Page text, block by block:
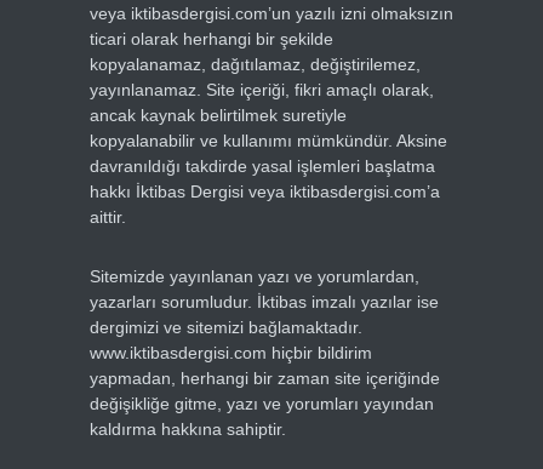
veya iktibasdergisi.com’un yazılı izni olmaksızın
ticari olarak herhangi bir şekilde
kopyalanamaz, dağıtılamaz, değiştirilemez,
yayınlanamaz. Site içeriği, fikri amaçlı olarak,
ancak kaynak belirtilmek suretiyle
kopyalanabilir ve kullanımı mümkündür. Aksine
davranıldığı takdirde yasal işlemleri başlatma
hakkı İktibas Dergisi veya iktibasdergisi.com’a
aittir.
Sitemizde yayınlanan yazı ve yorumlardan,
yazarları sorumludur. İktibas imzalı yazılar ise
dergimizi ve sitemizi bağlamaktadır.
www.iktibasdergisi.com hiçbir bildirim
yapmadan, herhangi bir zaman site içeriğinde
değişikliğe gitme, yazı ve yorumları yayından
kaldırma hakkına sahiptir.